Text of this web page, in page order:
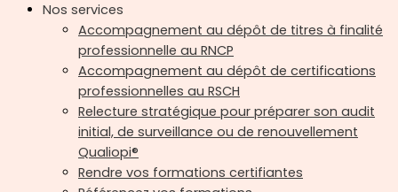
Nos services
Accompagnement au dépôt de titres à finalité
professionnelle au RNCP
Accompagnement au dépôt de certifications
professionnelles au RSCH
Relecture stratégique pour préparer son audit
initial, de surveillance ou de renouvellement
Qualiopi®
Rendre vos formations certifiantes